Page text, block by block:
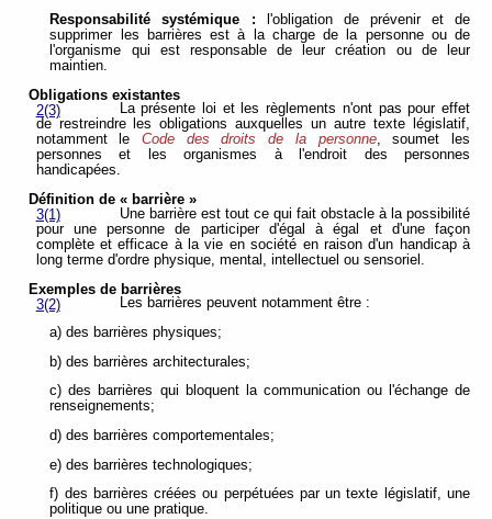
Responsabilité systémique :
l'obligation de prévenir et de
supprimer les barrières est à la charge de la personne ou de
l'organisme qui est responsable de leur création ou de leur
maintien.
Obligations existantes
2(3)
La présente loi et les règlements n'ont pas pour effet
de restreindre les obligations auxquelles un autre texte législatif,
notamment leCode des droits de la personne, soumet les
personnes et les organismes à l'endroit des personnes
handicapées.
Définition de « barrière »
3(1)
Une barrière est tout ce qui fait obstacle à la possibilité
pour une personne de participer d'égal à égal et d'une façon
complète et efficace à la vie en société en raison d'un handicap à
long terme d'ordre physique, mental, intellectuel ou sensoriel.
Exemples de barrières
3(2)
Les barrières peuvent notamment être :
a) des barrières physiques;
b) des barrières architecturales;
c) des barrières qui bloquent la communication ou l'échange de
renseignements;
d) des barrières comportementales;
e) des barrières technologiques;
f) des barrières créées ou perpétuées par un texte législatif, une
politique ou une pratique.